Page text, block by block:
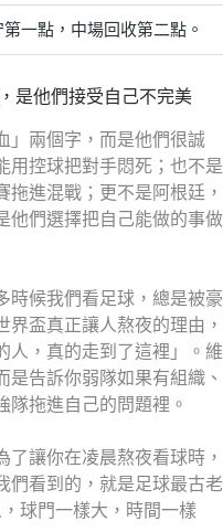
一點，中場回收第二點。
是他們接受自己不完美
」兩個字，而是他們很誠
用控球把對手悶死；也不是
拖進混戰；更不是阿根廷，
他們選擇把自己能做的事做
時候我們看足球，總是被豪
界盃真正讓人熬夜的理由，
人，真的走到了這裡」。維
告訴你弱隊如果有組織、
隊拖進自己的問題裡。
讓你在凌晨熬夜看球時，
們看到的，就是足球最古老
球門一樣大，時間一樣